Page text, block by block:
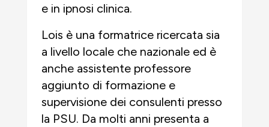
e in ipnosi clinica.
Lois è una formatrice ricercata sia
a livello locale che nazionale ed è
anche assistente professore
aggiunto di formazione e
supervisione dei consulenti presso
la PSU. Da molti anni presenta a